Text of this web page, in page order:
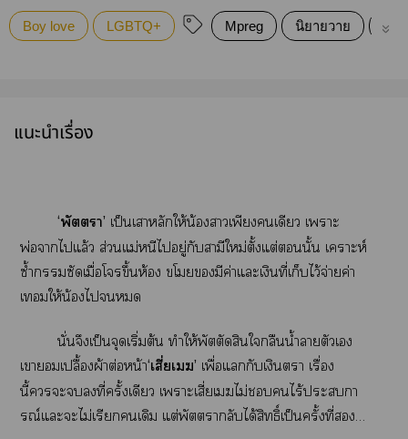
Boy love LGBTQ+ Mpreg นิยายวาย
แนะนำเรื่อง
‘พัตา’ เป็นเาหลักให้น้องาเพียงเดียว เาะ
พ่อาไแล้ว ส่วนแม่หนีไอยู่กับสามีใหม่ตั้งแต่นั้น เคราะห์
ซ้ำซัดเมื่อโขึ้นห้อง โมีค่าแะเงินที่เก็บไว้จ่ายค่า
เให้น้องไ
นั่นจึงเป็นจุดเริ่มต้น ทำให้พัตตัดสินใกลืนน้ำาตัวเ
เาเปลื้องผ้าต่อหน้า‘เสี่ยเ’ เพื่อแกับเงินา เรื่อง
นี้ะที่ครั้งเดียว เาะเสี่ยเไม่ไร้ะกา
รณ์แะะไม่เรียกเดิม แต่พัตากลับได้สิทธิ์เป็นครั้งที่…